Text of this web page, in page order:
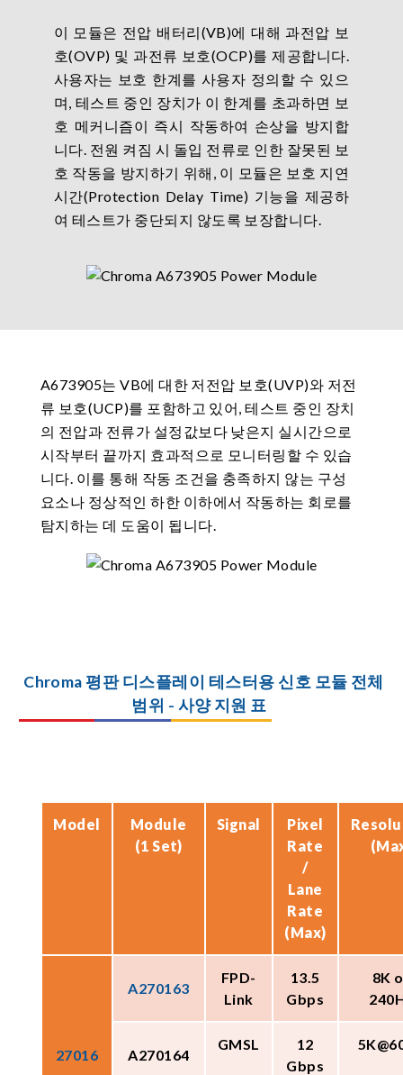
이 모듈은 전압 배터리(VB)에 대해 과전압 보
호(OVP) 및 과전류 보호(OCP)를 제공합니다.
사용자는 보호 한계를 사용자 정의할 수 있으
며, 테스트 중인 장치가 이 한계를 초과하면 보
호 메커니즘이 즉시 작동하여 손상을 방지합
니다. 전원 켜짐 시 돌입 전류로 인한 잘못된 보
호 작동을 방지하기 위해, 이 모듈은 보호 지연
시간(Protection Delay Time) 기능을 제공하
여 테스트가 중단되지 않도록 보장합니다.
A673905는 VB에 대한 저전압 보호(UVP)와 저전
류 보호(UCP)를 포함하고 있어, 테스트 중인 장치
의 전압과 전류가 설정값보다 낮은지 실시간으로
시작부터 끝까지 효과적으로 모니터링할 수 있습
니다. 이를 통해 작동 조건을 충족하지 않는 구성
요소나 정상적인 하한 이하에서 작동하는 회로를
탐지하는 데 도움이 됩니다.
Chroma 평판 디스플레이 테스터용 신호 모듈 전체
범위 - 사양 지원 표
Model
Module
(1 Set)
Signal
Pixel
Rate
/
Lane
Rate
(Max)
27016
A270163
FPD-
Link
13.5
Gbps
8K
A270164
GMSL
12
Gbps